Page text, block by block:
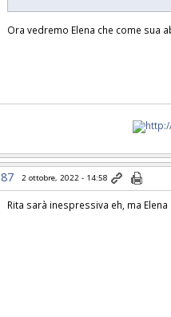
Ora vedremo Elena che come sua
87 2 ottobre, 2022 - 14:58
Rita sarà inespressiva eh, ma